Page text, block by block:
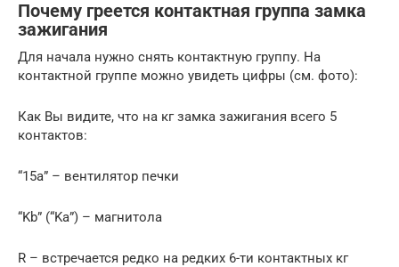
Почему греется контактная группа замка
зажигания
Для начала нужно снять контактную группу. На
контактной группе можно увидеть цифры (см. фото):
Как Вы видите, что на кг замка зажигания всего 5
контактов:
“15а” – вентилятор печки
“Kb” (“Ka”) – магнитола
R – встречается редко на редких 6-ти контактных кг